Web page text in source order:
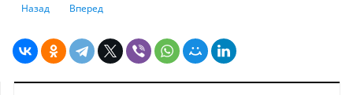
Предыдущий: Почему качество интернет-соединения всё чаще
Назад Следующий: Великобритания построит экзафлопсный
Вперед